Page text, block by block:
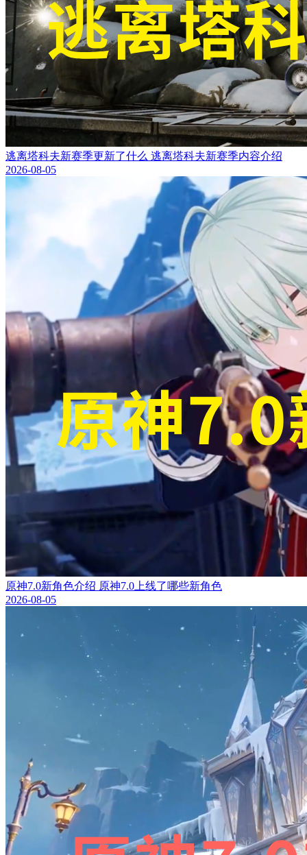
逃离塔科夫新赛季更新了什么 逃离塔科夫新赛季内容介绍
2026-08-05
原神7.0新角色介绍 原神7.0上线了哪些新角色
2026-08-05